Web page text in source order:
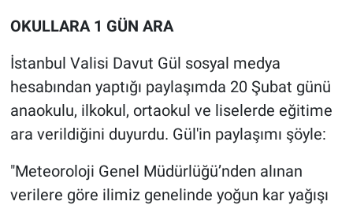
OKULLARA 1 GÜN ARA
İstanbul Valisi Davut Gül sosyal medya
hesabından yaptığı paylaşımda 20 Şubat günü
anaokulu, ilkokul, ortaokul ve liselerde eğitime
ara verildiğini duyurdu. Gül'in paylaşımı şöyle:
"Meteoroloji Genel Müdürlüğü’nden alınan
verilere göre ilimiz genelinde yoğun kar yağışı